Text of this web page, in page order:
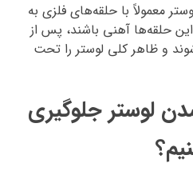
معمولاً با حلقه‌های فلزی به
حلقه‌ها آهنی باشند، پس از
و ظاهر کلی لوستر را تحت
لوستر جلوگیری